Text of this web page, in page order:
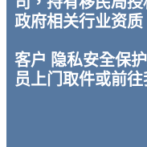
政府相关行业资质
客户 隐私安全保
员上门取件或前